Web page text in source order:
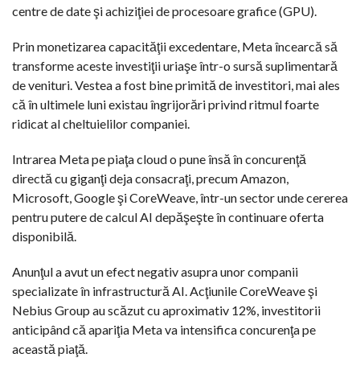
centre de date şi achiziţiei de procesoare grafice (GPU).
Prin monetizarea capacităţii excedentare, Meta încearcă să
transforme aceste investiţii uriaşe într-o sursă suplimentară
de venituri. Vestea a fost bine primită de investitori, mai ales
că în ultimele luni existau îngrijorări privind ritmul foarte
ridicat al cheltuielilor companiei.
Intrarea Meta pe piaţa cloud o pune însă în concurenţă
directă cu giganţi deja consacraţi, precum Amazon,
Microsoft, Google şi CoreWeave, într-un sector unde cererea
pentru putere de calcul AI depăşeşte în continuare oferta
disponibilă.
Anunţul a avut un efect negativ asupra unor companii
specializate în infrastructură AI. Acţiunile CoreWeave şi
Nebius Group au scăzut cu aproximativ 12%, investitorii
anticipând că apariţia Meta va intensifica concurenţa pe
această piaţă.